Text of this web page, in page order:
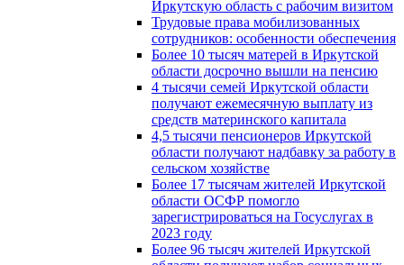
Иркутскую область с рабочим визитом
Трудовые права мобилизованных
сотрудников: особенности обеспечения
Более 10 тысяч матерей в Иркутской
области досрочно вышли на пенсию
4 тысячи семей Иркутской области
получают ежемесячную выплату из
средств материнского капитала
4,5 тысячи пенсионеров Иркутской
области получают надбавку за работу в
сельском хозяйстве
Более 17 тысячам жителей Иркутской
области ОСФР помогло
зарегистрироваться на Госуслугах в
2023 году
Более 96 тысяч жителей Иркутской